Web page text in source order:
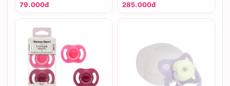
79.000đ 285.000đ